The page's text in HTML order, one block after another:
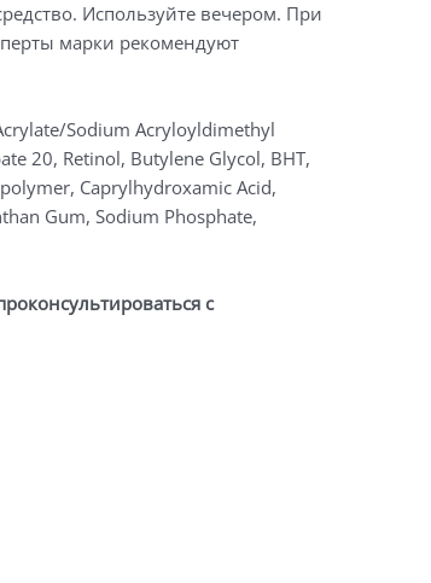
Используйте вечером. При
марки рекомендуют
Sodium Acryloyldimethyl
20, Retinol, Butylene Glycol, BHT,
Caprylhydroxamic Acid,
Gum, Sodium Phosphate,
с